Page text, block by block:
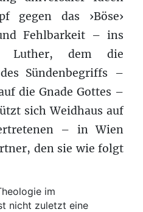
gegen das ›Böse›
Fehlbarkeit – ins
Luther, dem die
Sündenbegriffs –
die Gnade Gottes –
sich Weidhaus auf
– in Wien
den sie wie folgt
im
nicht zuletzt eine